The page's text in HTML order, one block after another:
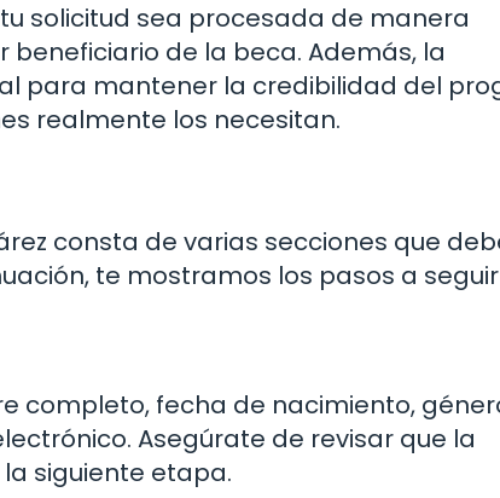
solicitud sea procesada de manera
de la beca. Además, la
para mantener la credibilidad del
realmente los necesitan.
consta de varias secciones que
te mostramos los pasos a
completo, fecha de nacimiento,
Asegúrate de revisar que la
siguiente etapa.